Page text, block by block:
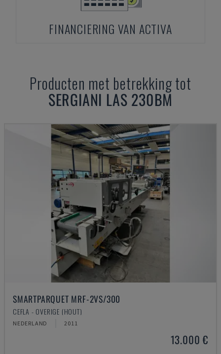
FINANCIERING VAN ACTIVA
Producten met betrekking tot
SERGIANI LAS 230BM
SMARTPARQUET MRF-2VS/300
CEFLA - OVERIGE (HOUT)
NEDERLAND 2011
13.000 €